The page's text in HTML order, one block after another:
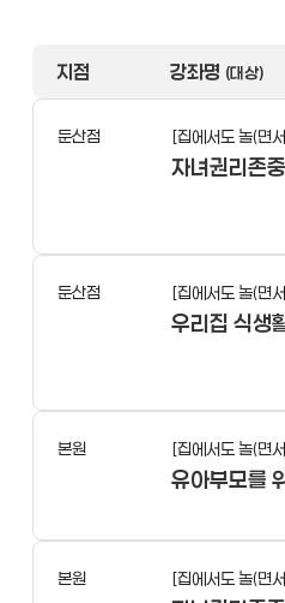
지점 강좌명 (대상)
둔산점 [집에서도 놀(면
자녀권리존
둔산점 [집에서도 놀(면
우리집 식생
본원 [집에서도 놀(면
유아부모를
본원 [집에서도 놀(면